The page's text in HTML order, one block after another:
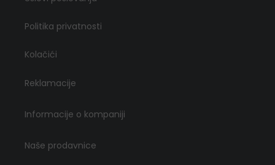
Politika privatnosti
Kolačići
Reklamacije
Informacije o kompaniji
Naše prodavnice